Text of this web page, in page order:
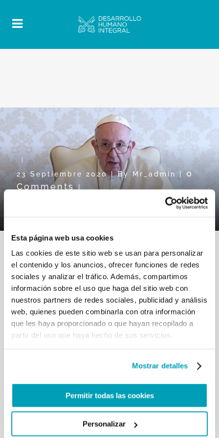
Esta página web usa cookies
Las cookies de este sitio web se usan para personalizar
el contenido y los anuncios, ofrecer funciones de redes
sociales y analizar el tráfico. Además, compartimos
información sobre el uso que haga del sitio web con
nuestros partners de redes sociales, publicidad y análisis
web, quienes pueden combinarla con otra información
que les haya proporcionado o que hayan recopilado a
partir del uso que haya hecho de sus servicios.
Mostrar detalles
Permitir todas las cookies
Personalizar
23 Septiembre 2020| By Mr_admin | 0
Comments
|
El vídeo del Papa hacia la JMMR:
MENSAJE DEL PAPA FRANCISCO - JORNADA
MUNDIAL DEL MIGRANTE Y DEL REFUGIADO 2024